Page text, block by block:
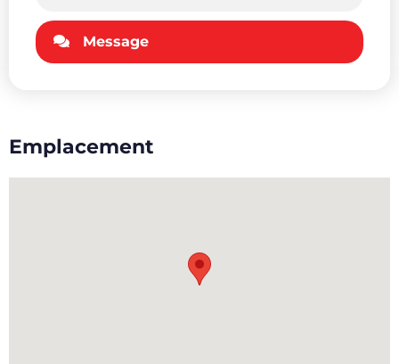
Message
Emplacement